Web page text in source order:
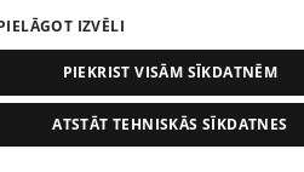
Latvijā pirmajā Simulāciju
glābt dzīvības
408. epizode
IZVĒLI
PIEKRIST VISĀM SĪKDATNĒM
ATSTĀT TEHNISKĀS SĪKDATNES